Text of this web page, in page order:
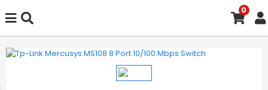
0